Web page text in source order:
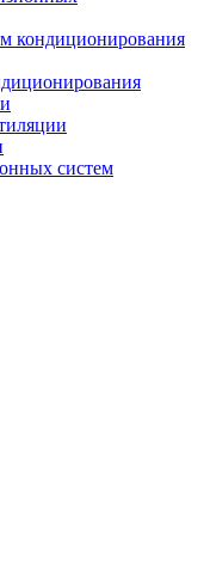
кондиционирования
систем